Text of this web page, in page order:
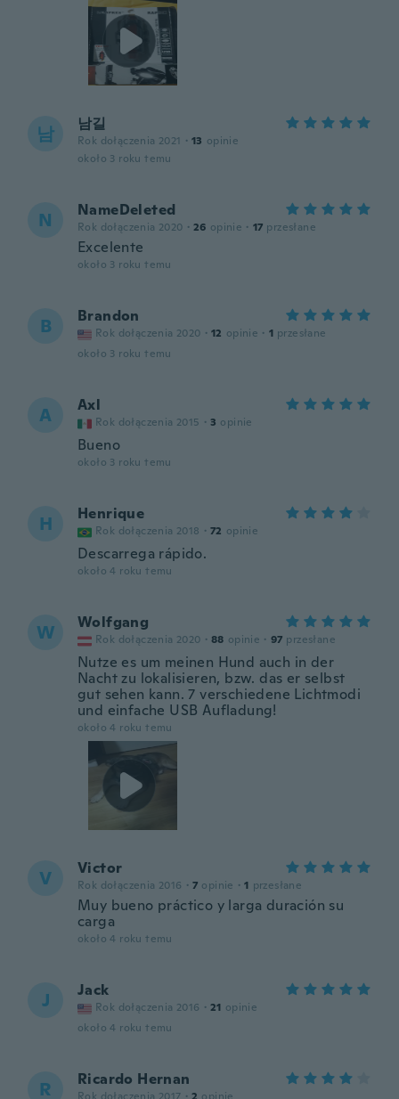
남 남길
Rok dołączenia 2021 · 13 opinie
około 3 roku temu
N NameDeleted
Rok dołączenia 2020 · 26 opinie · 17 przesłane
Excelente
około 3 roku temu
B Brandon
Rok dołączenia 2020 · 12 opinie · 1 przesłane
około 3 roku temu
A Axl
Rok dołączenia 2015 · 3 opinie
Bueno
około 3 roku temu
H Henrique
Rok dołączenia 2018 · 72 opinie
Descarrega rápido.
około 4 roku temu
W Wolfgang
Rok dołączenia 2020 · 88 opinie · 97 przesłane
Nutze es um meinen Hund auch in der
Nacht zu lokalisieren, bzw. das er selbst
gut sehen kann. 7 verschiedene Lichtmodi
und einfache USB Aufladung!
około 4 roku temu
V Victor
Rok dołączenia 2016 · 7 opinie · 1 przesłane
Muy bueno práctico y larga duración su
carga
około 4 roku temu
J Jack
Rok dołączenia 2016 · 21 opinie
około 4 roku temu
R Ricardo Hernan